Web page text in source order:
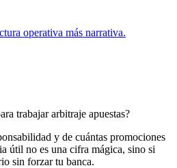
operativa más narrativa.
trabajar arbitraje apuestas?
y de cuántas promociones
útil no es una cifra mágica, sino si
sin forzar tu banca.